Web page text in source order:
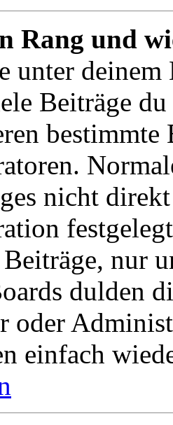
Rang und
unter deinem
Beiträge
bestimmte
nicht
nur
dulden
oder
einfach